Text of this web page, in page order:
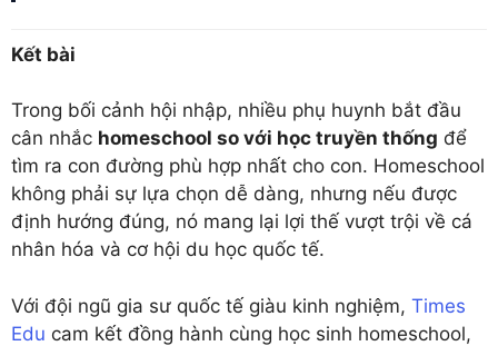
Kết bài
Trong bối cảnh hội nhập, nhiều phụ huynh bắt đầu
cân nhắc homeschool so với học truyền thống để
tìm ra con đường phù hợp nhất cho con. Homeschool
không phải sự lựa chọn dễ dàng, nhưng nếu được
định hướng đúng, nó mang lại lợi thế vượt trội về cá
nhân hóa và cơ hội du học quốc tế.
Với đội ngũ gia sư quốc tế giàu kinh nghiệm, Times
Edu cam kết đồng hành cùng học sinh homeschool,